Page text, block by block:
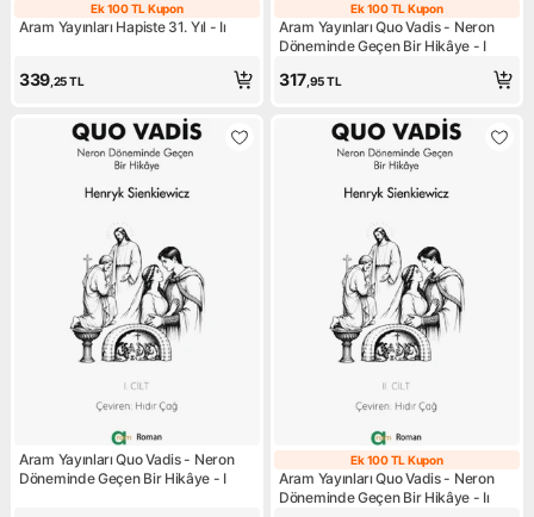
Ek 100 TL Kupon
Ek 100 TL Kupon
Aram Yayınları Hapiste 31. Yıl - Iı
339,25TL
Ek 100 TL
Ek 100 TL Kupon
Aram Yayınları Quo Vadis - Neron
Döneminde Geçen Bir Hikâye - I
317,95TL
Aram Yayınları Quo Vadis - Neron
Döneminde Geçen Bir Hikâye - I
Ek 100 TL
Ek 100 TL Kupon
Aram Yayınları Quo Vadis - Neron
Döneminde Geçen Bir Hikâye - Iı